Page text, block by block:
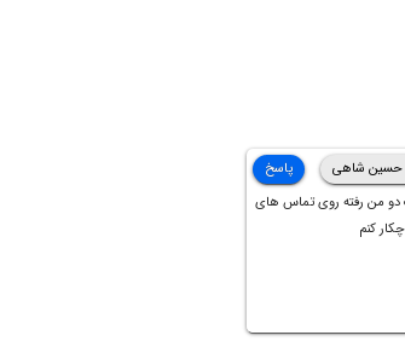
حسین شاهی
دو من رفته روی تماس های
کنم
پاسخ